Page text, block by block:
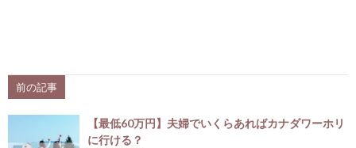
前の記事
【最低60万円】夫婦でいくらあればカナダワーホリ
に行ける？